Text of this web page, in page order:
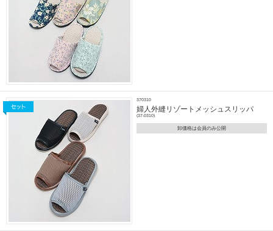
370310
婦人外縫リゾートメッシュスリッパ
(37-0310)
卸価格は会員のみ公開